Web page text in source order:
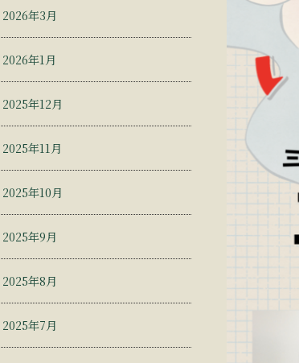
2026年3月
2026年1月
2025年12月
2025年11月
2025年10月
2025年9月
2025年8月
2025年7月